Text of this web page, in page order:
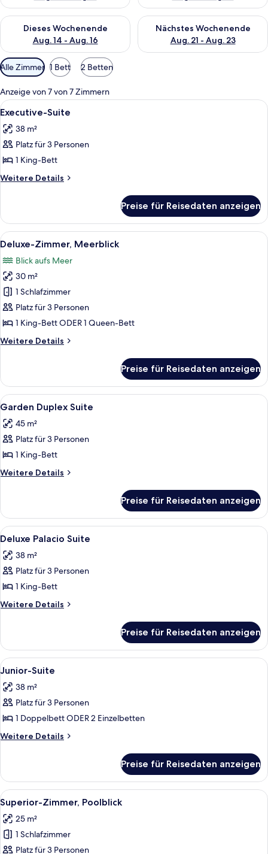
Dieses Wochenende
Aug. 14 - Aug. 16
Überprüfe die Verfügbarkeit für dieses Wochenende, Aug. 14
Nächstes Wochenende
Aug. 21 - Aug. 23
Überprüfe die Verfügbarkeit
Verfügbare
Filter
für
Zimmer
Alle Zimmer 1 Bett 2 Betten
Anzeige von 7 von 7 Zimmern
Alle
Fotos
für
Executive-
Suite
anzeigen
Ein geräumiges Hotelzimmer mit
6
Executive-Suite
38 m²
Platz für 3 Personen
1 King-Bett
Weitere Details
Weitere
Suite
Preise für Reisedaten anzeigen
Alle
Fotos
für
Deluxe-
Zimmer,
Meerblick
anzeigen
Ein Hotelzimmer mit einem Bett,
11
Deluxe-Zimmer, Meerblick
Blick aufs Meer
30 m²
1 Schlafzimmer
Platz für 3 Personen
1 King-Bett ODER 1 Queen-Bett
Weitere Details
Weitere
Zimmer,
Meerblick
Preise für Reisedaten anzeigen
Alle
Fotos
für
Garden
Duplex
Suite
Ein geräumiges Hotelzimmer mit
8
Garden Duplex Suite
45 m²
Platz für 3 Personen
1 King-Bett
Weitere Details
Weitere
Duplex
Suite
Preise für Reisedaten anzeigen
Alle
Fotos
für
Deluxe
Palacio
Suite
Ein Hotelzimmer mit einem großen
6
Deluxe Palacio Suite
38 m²
Platz für 3 Personen
1 King-Bett
Weitere Details
Weitere
Palacio
Suite
Preise für Reisedaten anzeigen
Alle
Fotos
für
Junior-
Suite
anzeigen
Ein stilvoll eingerichtetes
4
Junior-Suite
38 m²
Platz für 3 Personen
1 Doppelbett ODER 2 Einzelbetten
Weitere Details
Weitere
Suite
Preise für Reisedaten anzeigen
Alle
Fotos
für
Superior-
Zimmer,
Ein Hotelzimmer mit einem großen
5
Superior-Zimmer, Poolblick
25 m²
1 Schlafzimmer
Platz für 3 Personen